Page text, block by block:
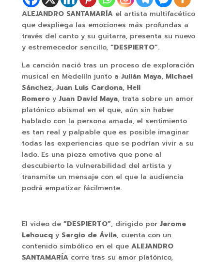
ALEJANDRO SANTAMARÍA el artista multifacético
que despliega las emociones más profundas a
través del canto y su guitarra, presenta su nuevo
y estremecedor sencillo, “DESPIERTO”.
La canción nació tras un proceso de exploración
musical en Medellín junto a Julián Maya, Michael
Sánchez, Juan Luis Cardona, Heli
Romeroy Juan David Maya, trata sobre un amor
platónico abismal en el que, aún sin haber
hablado con la persona amada, el sentimiento
es tan real y palpable que es posible imaginar
todas las experiencias que se podrían vivir a su
lado. Es una pieza emotiva que pone al
descubierto la vulnerabilidad del artista y
transmite un mensaje con el que la audiencia
podrá empatizar fácilmente.
El video de “DESPIERTO”, dirigido por Jerome
Lehoucqy Sergio de Ávila, cuenta con un
contenido simbólico en el que ALEJANDRO
SANTAMARÍAcorre tras su amor platónico,